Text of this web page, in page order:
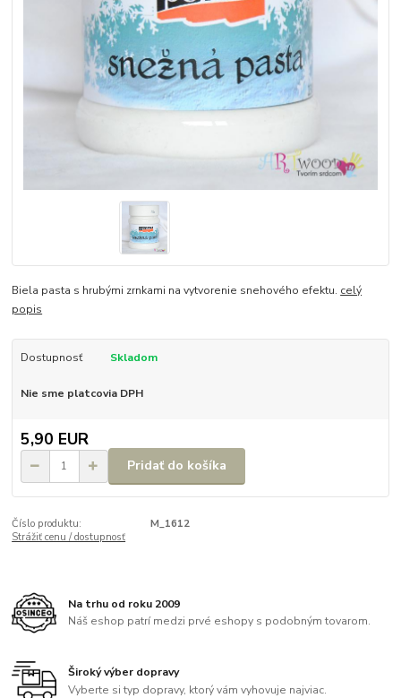
Biela pasta s hrubými zrnkami na vytvorenie snehového efektu. celý
popis
Dostupnosť Skladom
Nie sme platcovia DPH
5,90 EUR
Pridať do košíka
Číslo produktu:
M_1612
Strážiť cenu / dostupnosť
Na trhu od roku 2009
Náš eshop patrí medzi prvé eshopy s podobným tovarom.
Široký výber dopravy
Vyberte si typ dopravy, ktorý vám vyhovuje najviac.